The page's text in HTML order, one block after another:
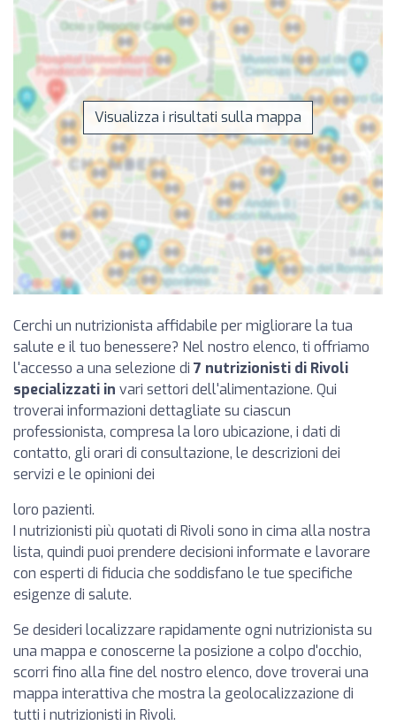
Visualizza i risultati sulla mappa
Cerchi un nutrizionista affidabile per migliorare la tua
salute e il tuo benessere? Nel nostro elenco, ti offriamo
l'accesso a una selezione di 7 nutrizionisti di Rivoli
specializzati in vari settori dell'alimentazione. Qui
troverai informazioni dettagliate su ciascun
professionista, compresa la loro ubicazione, i dati di
contatto, gli orari di consultazione, le descrizioni dei
servizi e le opinioni dei
loro pazienti.
I nutrizionisti più quotati di Rivoli sono in cima alla nostra
lista, quindi puoi prendere decisioni informate e lavorare
con esperti di fiducia che soddisfano le tue specifiche
esigenze di salute.
Se desideri localizzare rapidamente ogni nutrizionista su
una mappa e conoscerne la posizione a colpo d'occhio,
scorri fino alla fine del nostro elenco, dove troverai una
mappa interattiva che mostra la geolocalizzazione di
tutti i nutrizionisti in Rivoli.